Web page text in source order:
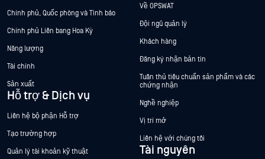
Chính phủ, Quốc phòng và Tình báo
Chính phủ Liên bang Hoa Kỳ
Năng lượng
Tài chính
Sản xuất
Hỗ trợ & Dịch vụ
Liên hệ bộ phận Hỗ trợ
Tạo trường hợp
Quản lý tài khoản kỹ thuật
Về OPSWAT
Đội ngũ quản lý
Khách hàng
Đăng ký nhận bản tin
Tuân thủ tiêu chuẩn sản phẩm và các
chứng nhận
Nghề nghiệp
Vị trí mở
Liên hệ với chúng tôi
Tài nguyên